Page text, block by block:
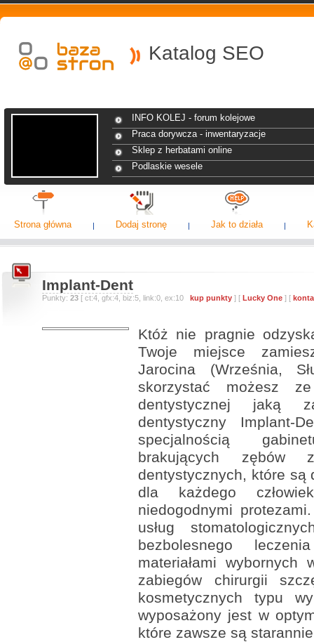
Katalog SEO
INFO KOLEJ - forum kolejowe
Praca dorywcza - inwentaryzacje
Sklep z herbatami online
Podlaskie wesele
Strona główna Dodaj stronę Jak to działa
Implant-Dent
Punkty: 23 [ ct:4, gfx:4, biz:5, link:0, ex:10 kup punkty ] [ Lucky One ] [
Któż nie pragnie
Twoje miejsce
Jarocina (Września,
skorzystać możesz
dentystycznej jaką
dentystyczny Implant-
specjalnością
brakujących zębów
dentystycznych, które są
dla każdego
niedogodnymi
usług
bezbolesnego
materiałami wybornych
zabiegów chirurgii
kosmetycznych typu
wyposażony jest w
które zawsze są